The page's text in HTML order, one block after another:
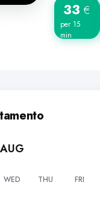
33 €
per 15
min
AUG
WED THU FRI